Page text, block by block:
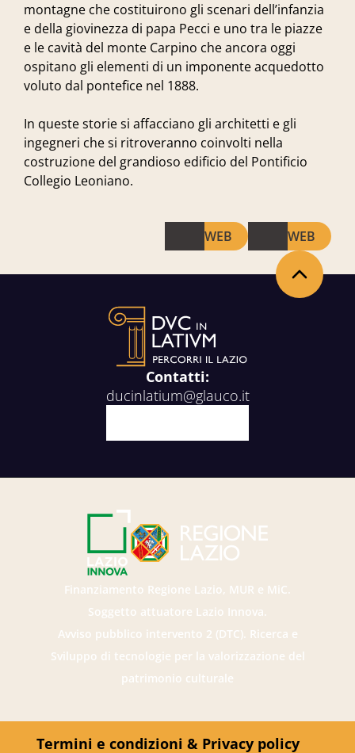
montagne che costituirono gli scenari dell’infanzia
e della giovinezza di papa Pecci e uno tra le piazze
e le cavità del monte Carpino che ancora oggi
ospitano gli elementi di un imponente acquedotto
voluto dal pontefice nel 1888.
In queste storie si affacciano gli architetti e gli
ingegneri che si ritroveranno coinvolti nella
costruzione del grandioso edificio del Pontificio
Collegio Leoniano.
WEB WEB
Contatti:
ducinlatium@glauco.it
Finanziamento Regione Lazio, MUR e MiC.
Soggetto attuatore Lazio Innova.
Avviso pubblico intervento 2 (DTC). Ricerca e
Sviluppo di tecnologie per la valorizzazione del
patrimonio culturale
Termini e condizioni & Privacy policy
Back to the top